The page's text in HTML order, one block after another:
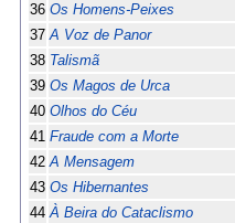
36 Os Homens-Peixes
37 A Voz de Panor
38 Talismã
39 Os Magos de Urca
40 Olhos do Céu
41 Fraude com a Morte
42 A Mensagem
43 Os Hibernantes
44 À Beira do Cataclismo